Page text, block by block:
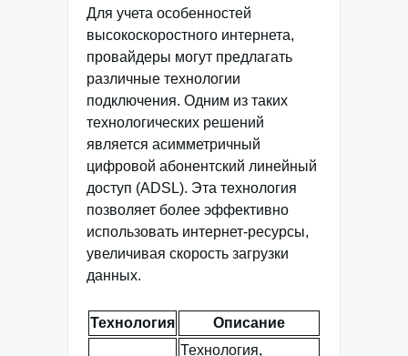
Для учета особенностей
высокоскоростного интернета,
провайдеры могут предлагать
различные технологии
подключения. Одним из таких
технологических решений
является асимметричный
цифровой абонентский линейный
доступ (ADSL). Эта технология
позволяет более эффективно
использовать интернет-ресурсы,
увеличивая скорость загрузки
данных.
Технология
Описание
Технология,